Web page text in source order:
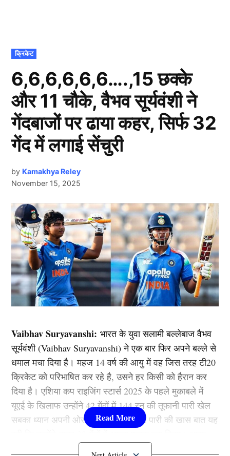
POSTED
IN
क्रिकेट
6,6,6,6,6,6….,15 छक्के
और 11 चौके, वैभव सूर्यवंशी ने
गेंदबाजों पर ढाया कहर, सिर्फ 32
गेंद में लगाई सेंचुरी
by Kamakhya Reley
November 15, 2025
Vaibhav Suryavanshi:भारत के युवा सलामी बल्लेबाज वैभव
सूर्यवंशी (Vaibhav Suryavanshi) ने एक बार फिर अपने बल्ले से
धमाल मचा दिया है। महज 14 वर्ष की आयु में वह जिस तरह टी20
क्रिकेट को परिभाषित कर रहे है, उसने हर किसी को हैरान कर
दिया है। एशिया कप राइजिंग स्टार्स 2025 के पहले मुकाबले में
यूएई के खिलाफ उन्होंने 42 गेंदों में 144 रन की तूफानी पारी खेल
सबका ध्यान अपनी ओर खींच लिया है। इस पारी की खास बात यह
जानते है वैभव की इस विस्फोटक पारी के बारे में विस्तार से….